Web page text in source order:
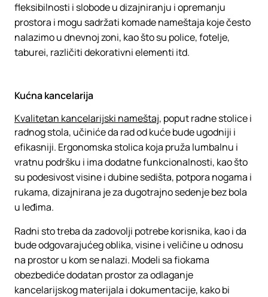
fleksibilnosti i slobode u dizajniranju i opremanju
prostora i mogu sadržati komade nameštaja koje često
nalazimo u dnevnoj zoni, kao što su police, fotelje,
taburei, različiti dekorativni elementi itd.
Kućna kancelarija
Kvalitetan kancelarijski nameštaj, poput radne stolice i
radnog stola, učiniće da rad od kuće bude ugodniji i
efikasniji. Ergonomska stolica koja pruža lumbalnu i
vratnu podršku i ima dodatne funkcionalnosti, kao što
su podesivost visine i dubine sedišta, potpora nogama i
rukama, dizajnirana je za dugotrajno sedenje bez bola
u leđima.
Radni sto treba da zadovolji potrebe korisnika, kao i da
bude odgovarajućeg oblika, visine i veličine u odnosu
na prostor u kom se nalazi. Modeli sa fiokama
obezbediće dodatan prostor za odlaganje
kancelarijskog materijala i dokumentacije, kako bi